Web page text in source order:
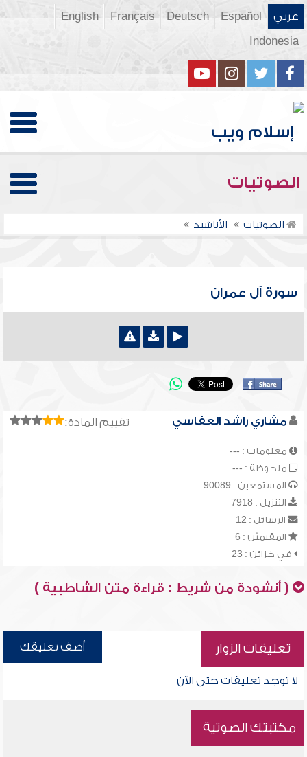
عربي Español
Deutsch
Français
English
Indonesia
الصوتيات
الصوتيات الأناشيد
سورة آل عمران
تقييم المادة: مشاري راشد العفاسي
معلومات : ---
ملحوظة : ---
المستمعين : 90089
التنزيل : 7918
الرسائل : 12
المقيميّن : 6
في خزائن : 23
( أنشودة من شريط : قراءة متن الشاطبية )
تعليقات الزوار أضف تعليقك
لا توجد تعليقات حتى الآن
مكتبتك الصوتية